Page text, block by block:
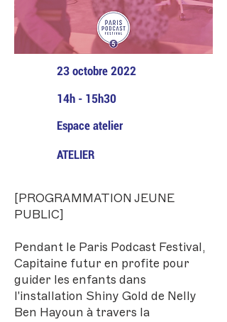
23 octobre 2022
14h - 15h30
Espace atelier
ATELIER
[PROGRAMMATION JEUNE
PUBLIC]
Pendant le Paris Podcast Festival,
Capitaine futur en profite pour
guider les enfants dans
l'installation Shiny Gold de Nelly
Ben Hayoun à travers la